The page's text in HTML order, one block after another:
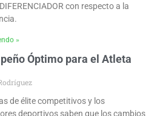
con respecto a la
»
Óptimo para el Atleta
de élite competitivos y los
deportivos saben que los cambios